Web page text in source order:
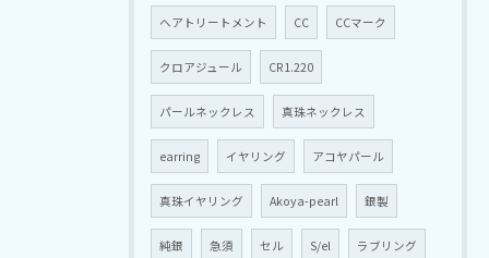
ヘアトリートメント CC CCマーク
クロアジュール CR1.220
パールネックレス 真珠ネックレス
earring イヤリング アコヤパール
真珠イヤリング Akoya-pearl 銀製
純銀 急須 セル S/el ラブリング